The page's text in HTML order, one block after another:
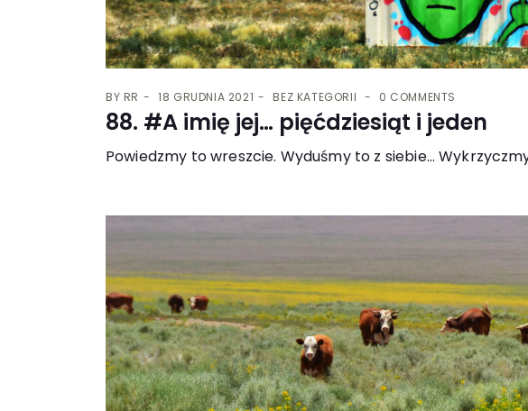
BY RR 18 GRUDNIA 2021 BEZ KATEGORII 0 COMMENTS
88. #A imię jej… pięćdziesiąt i jeden
Powiedzmy to wreszcie. Wyduśmy to z siebie…